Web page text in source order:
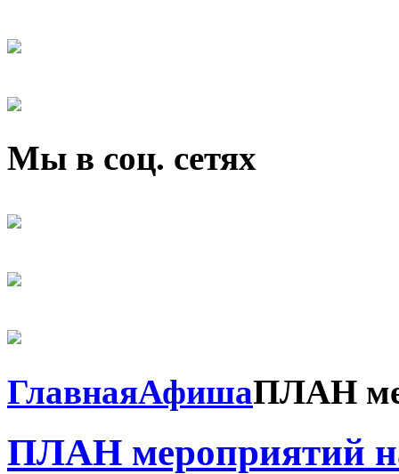
Мы в соц. сетях
ГлавнаяАфишаПЛАН
ПЛАН мероприятий